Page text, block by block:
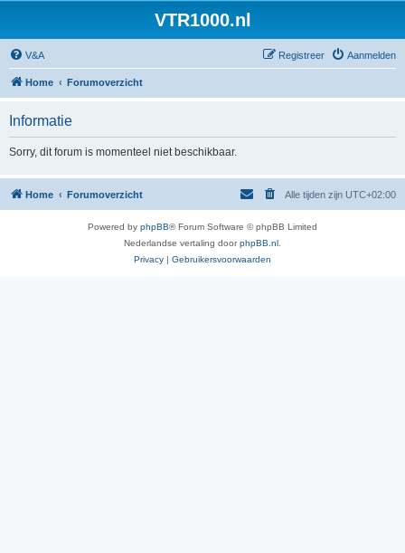
VTR1000.nl
V&A Aanmelden
Registreer
Home Forumoverzicht
Informatie
Sorry, dit forum is momenteel niet beschikbaar.
Home Forumoverzicht Alle tijden zijn UTC+02:00
Powered by phpBB® Forum Software © phpBB Limited
Nederlandse vertaling doorphpBB.nl
Privacy | Gebruikersvoorwaarden